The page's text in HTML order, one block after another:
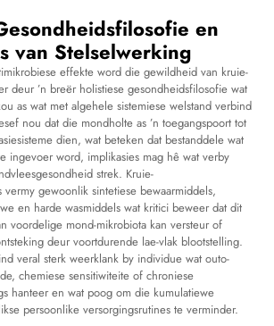
en
van Stelselwerking
effekte word die gewildheid van kruie-
deur ’n breër holistiese gesondheidsfilosofie wat
as wat met algehele sistemiese welstand verbind
nou dat die mondholte as ’n toegangspoort tot
dien, wat beteken dat bestanddele wat
ingevoer word, implikasies mag hê wat verby
strek. Kruie-
vermy gewoonlik sintetiese bewaarmiddels,
en harde wasmiddels wat kritici beweer dat dit
voordelige mond-mikrobiota kan versteur of
deur voortdurende lae-vlak blootstelling.
veral sterk weerklank by individue wat outo-
chemiese sensitiwiteite of chroniese
hanteer en wat poog om die kumulatiewe
persoonlike versorgingsrutines te verminder.